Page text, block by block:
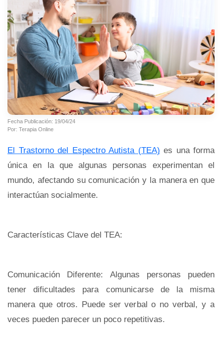
Fecha Publicación: 19/04/24
Por: Terapia Online
El Trastorno del Espectro Autista (TEA) es una forma
única en la que algunas personas experimentan el
mundo, afectando su comunicación y la manera en que
interactúan socialmente.
Características Clave del TEA:
Comunicación Diferente: Algunas personas pueden
tener dificultades para comunicarse de la misma
manera que otros. Puede ser verbal o no verbal, y a
veces pueden parecer un poco repetitivas.